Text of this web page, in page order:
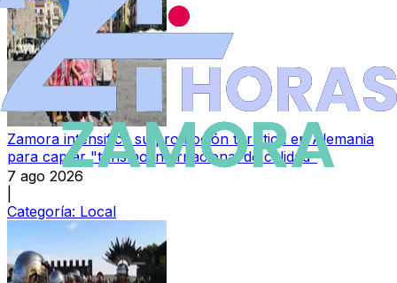
Zamora intensifica su promoción turística en Alemania
para captar "turismo internacional de calidad"
7 ago 2026
Categoría: Local